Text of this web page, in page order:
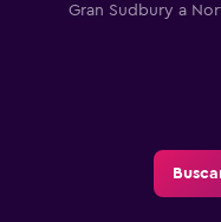
Gran Sudbury a